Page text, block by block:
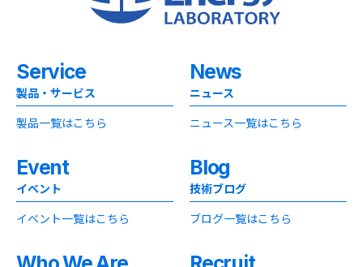
Service
製品・サービス
製品一覧はこちら
News
ニュース
ニュース一覧はこちら
Event
イベント
イベント一覧はこちら
Blog
技術ブログ
ブログ一覧はこちら